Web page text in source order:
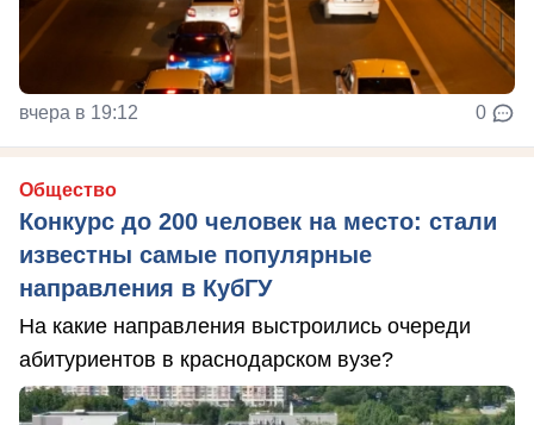
вчера в 19:12 0
Общество
Конкурс до 200 человек на место: стали
известны самые популярные
направления в КубГУ
На какие направления выстроились очереди
абитуриентов в краснодарском вузе?